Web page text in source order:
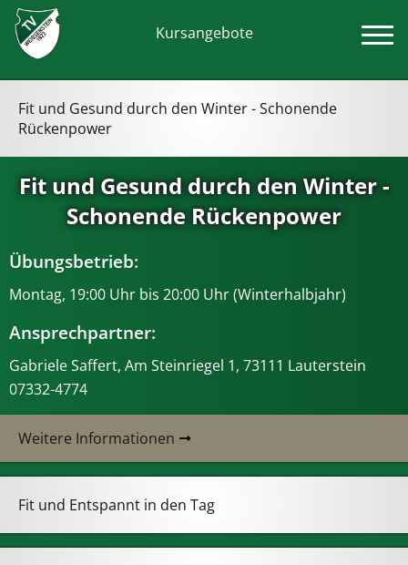
Kursangebote
Fit und Gesund durch den Winter - Schonende
Rückenpower
Fit und Gesund durch den Winter -
Schonende Rückenpower
Übungsbetrieb:
Montag, 19:00 Uhr bis 20:00 Uhr (Winterhalbjahr)
Ansprechpartner:
Gabriele Saffert, Am Steinriegel 1, 73111 Lauterstein
07332-4774
Weitere Informationen
Fit und Entspannt in den Tag